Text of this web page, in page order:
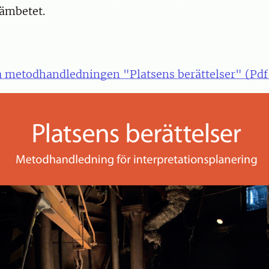
metodhandledningen "Platsens berättelser"